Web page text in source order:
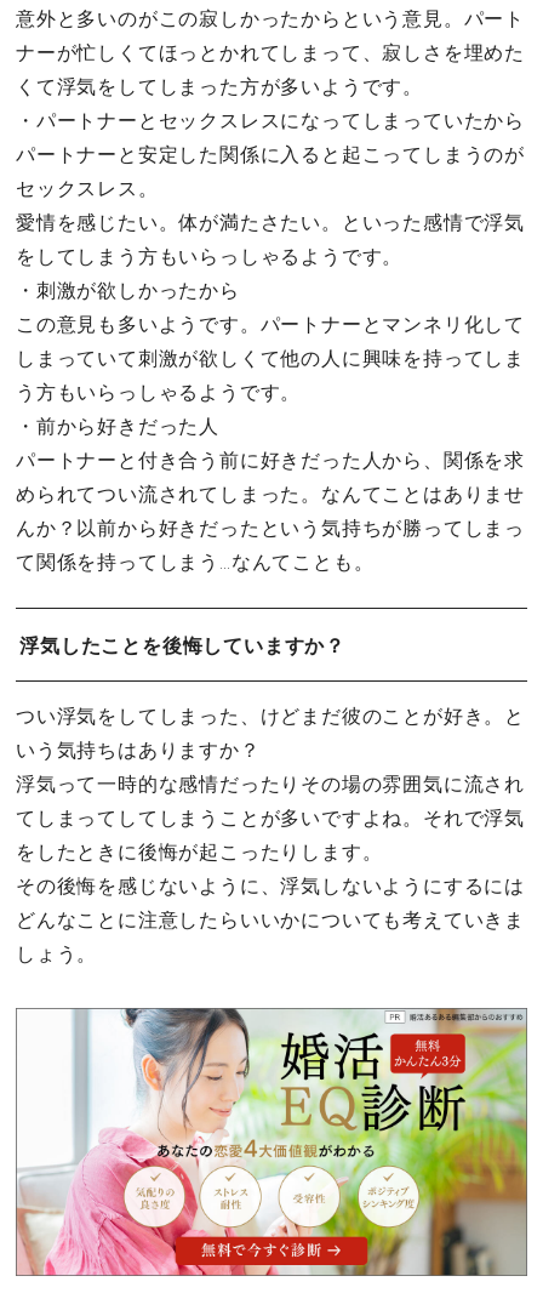
意外と多いのがこの寂しかったからという意見。パート
ナーが忙しくてほっとかれてしまって、寂しさを埋めた
くて浮気をしてしまった方が多いようです。
・パートナーとセックスレスになってしまっていたから
パートナーと安定した関係に入ると起こってしまうのが
セックスレス。
愛情を感じたい。体が満たさたい。といった感情で浮気
をしてしまう方もいらっしゃるようです。
・刺激が欲しかったから
この意見も多いようです。パートナーとマンネリ化して
しまっていて刺激が欲しくて他の人に興味を持ってしま
う方もいらっしゃるようです。
・前から好きだった人
パートナーと付き合う前に好きだった人から、関係を求
められてつい流されてしまった。なんてことはありませ
んか？以前から好きだったという気持ちが勝ってしまっ
て関係を持ってしまう…なんてことも。
浮気したことを後悔していますか？
つい浮気をしてしまった、けどまだ彼のことが好き。と
いう気持ちはありますか？
浮気って一時的な感情だったりその場の雰囲気に流され
てしまってしてしまうことが多いですよね。それで浮気
をしたときに後悔が起こったりします。
その後悔を感じないように、浮気しないようにするには
どんなことに注意したらいいかについても考えていきま
しょう。